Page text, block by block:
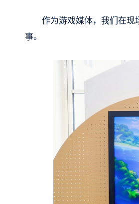
作为游戏媒体，我们在现
事。